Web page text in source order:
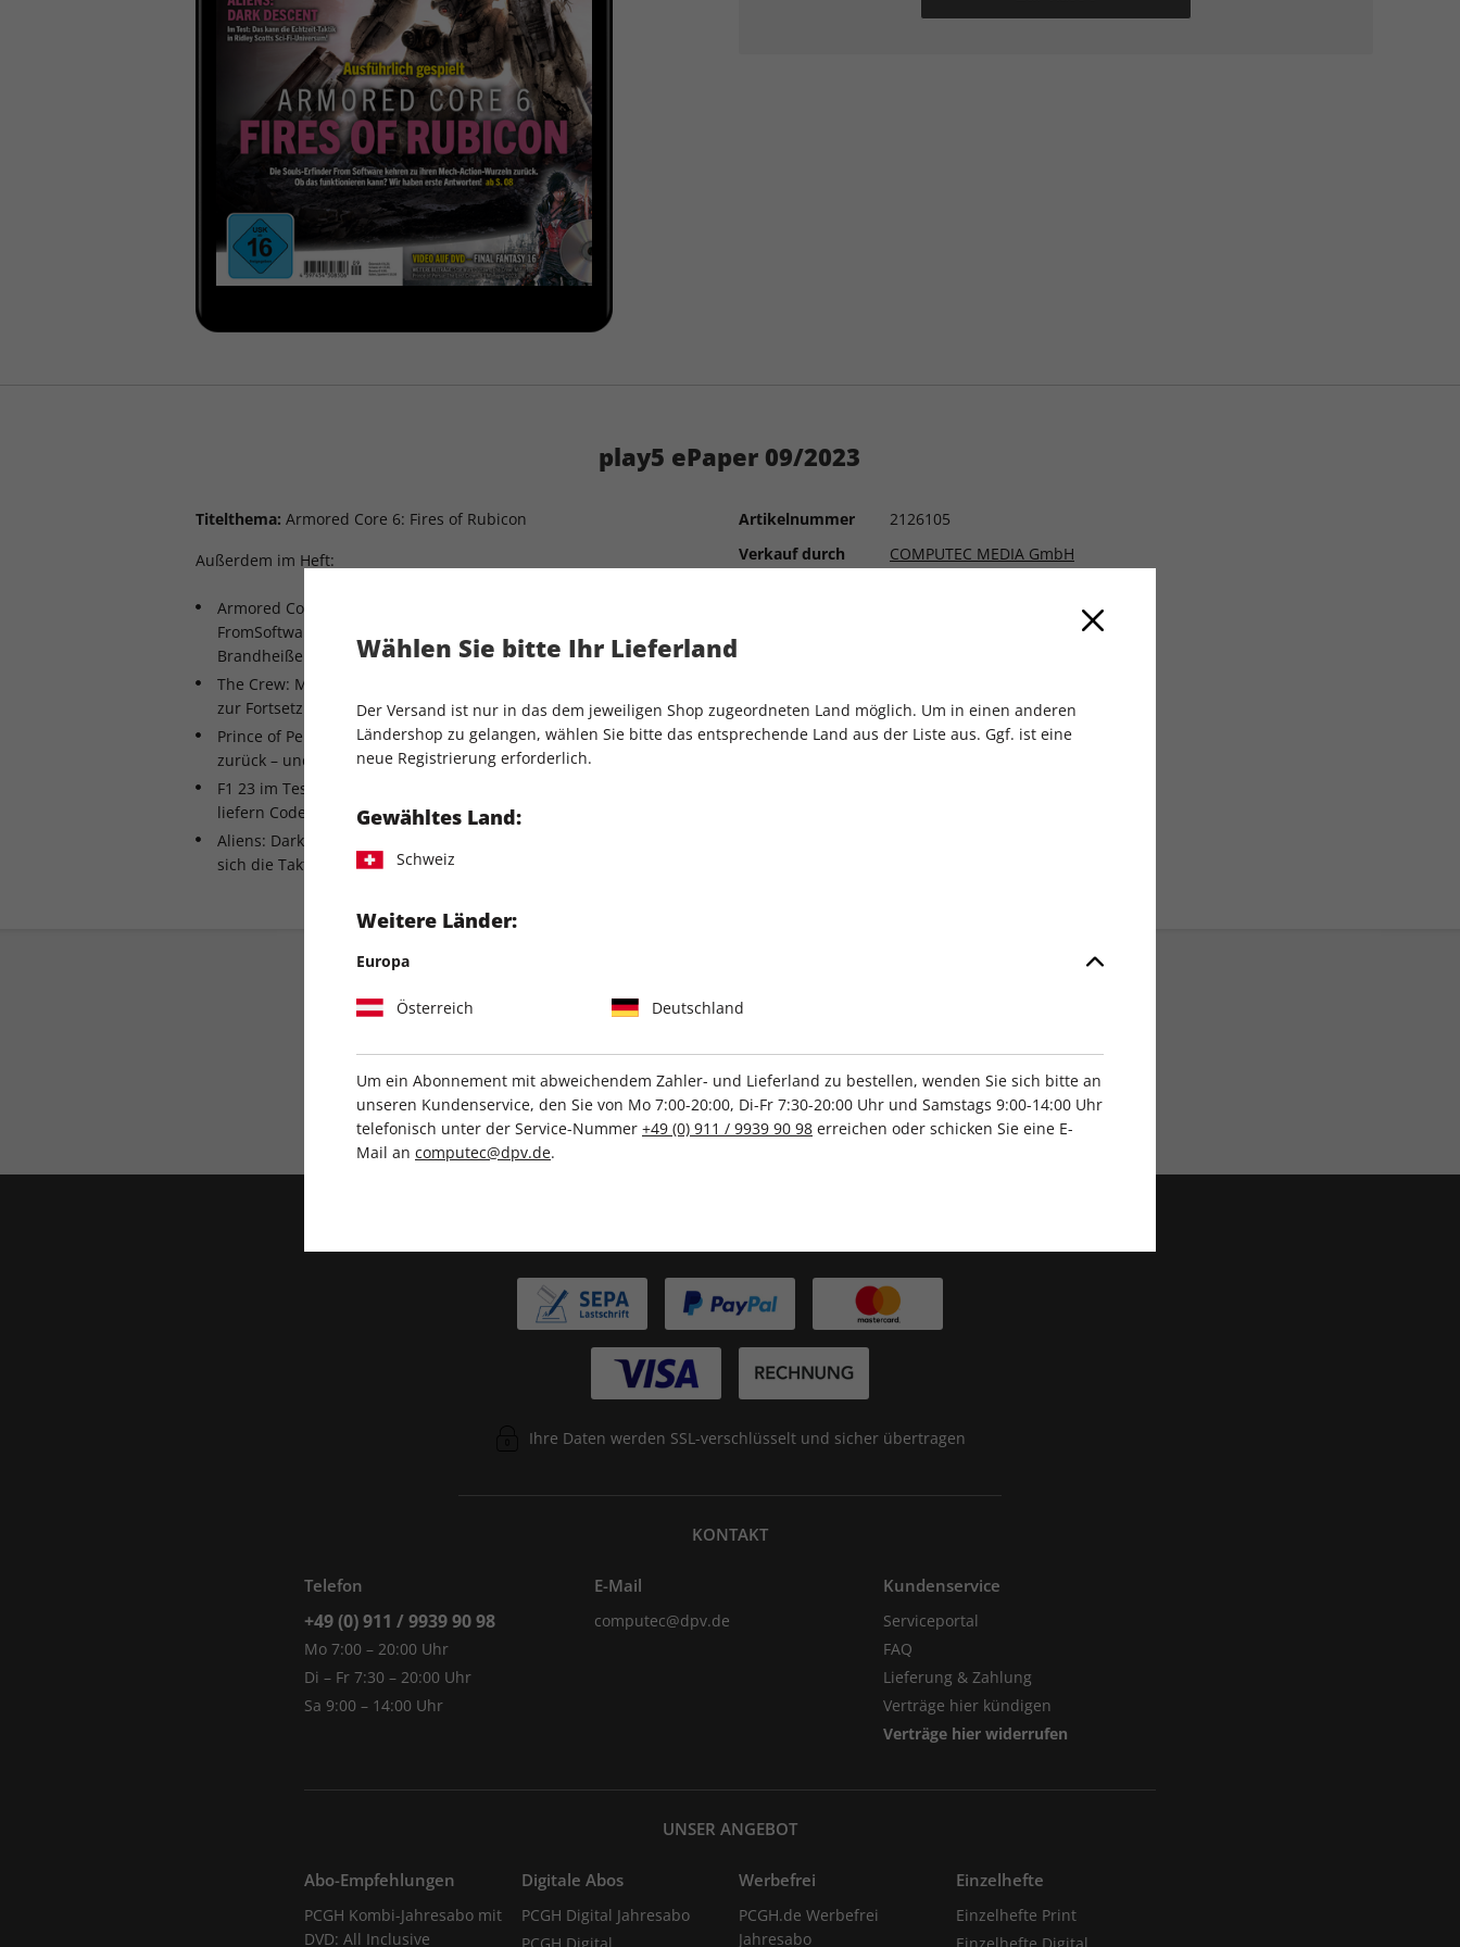
play5 ePaper 09/2023
Titelthema: Armored Core 6: Fires of Rubicon
Außerdem im Heft:
Armored Core 6: Fires of Rubicon – die Souls-Erfinder
FromSoftware kehren zu ihren Mech-Sim-Ursprüngen zurück.
Brandheiße Infos!
The Crew: Motorfest – erste, ausführliche Gameplay-Eindrücke
zur Fortsetzung des Ubisoft-Open-World-Racers
Prince of Persia: The Lost Crown – Überraschung! Der Prinz kehrt
zurück – und betont dabei seine Plattformer-Wurzeln.
F1 23 im Test: Nach dem enttäuschenden Ableger im letzten Jahr
liefern Codemasters und EA ein fabelhaftes F1-Erlebnis ab.
Aliens: Dark Descent – in unserem Test verraten wir euch, wie
sich die Taktik-Versoftung der ikonischen Sci-Fi-Lizenz schlägt.
Artikelnummer
2126105
Verkauf durch
COMPUTEC MEDIA GmbH
Direkt vom Verlag Tolle Prämien Gratis Versand Exklusive Rabatte
Ihre Daten werden SSL-verschlüsselt und sicher übertragen
KONTAKT
Telefon
+49 (0) 911 / 9939 90 98
Mo 7:00 – 20:00 Uhr
Di – Fr 7:30 – 20:00 Uhr
Sa 9:00 – 14:00 Uhr
E-Mail
computec@dpv.de
Kundenservice
Serviceportal
FAQ
Lieferung & Zahlung
Verträge hier kündigen
Verträge hier widerrufen
UNSER ANGEBOT
Abo-Empfehlungen
PCGH Kombi-Jahresabo mit
DVD: All Inclusive
Digitale Abos
PCGH Digital Jahresabo
PCGH Digital
Werbefrei
PCGH.de Werbefrei
Jahresabo
Einzelhefte
Einzelhefte Print
Einzelhefte Digital
Wählen Sie bitte Ihr Lieferland
Der Versand ist nur in das dem jeweiligen Shop zugeordneten Land möglich. Um in einen anderen
Ländershop zu gelangen, wählen Sie bitte das entsprechende Land aus der Liste aus. Ggf. ist eine
neue Registrierung erforderlich.
Gewähltes Land:
Schweiz
Weitere Länder:
Europa
Österreich Deutschland
Um ein Abonnement mit abweichendem Zahler- und Lieferland zu bestellen, wenden Sie sich bitte an
unseren Kundenservice, den Sie von Mo 7:00-20:00, Di-Fr 7:30-20:00 Uhr und Samstags 9:00-14:00 Uhr
telefonisch unter der Service-Nummer +49 (0) 911 / 9939 90 98 erreichen oder schicken Sie eine E-
Mail an computec@dpv.de.